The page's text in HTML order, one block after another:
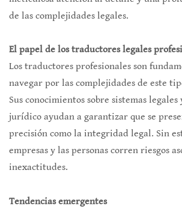
de las complejidades legales.
El papel de los traductores legales
Los traductores profesionales son
navegar por las complejidades de este
Sus conocimientos sobre sistemas
jurídico ayudan a garantizar que se
precisión como la integridad legal. Sin
empresas y las personas corren riesgos
inexactitudes.
Tendencias emergentes